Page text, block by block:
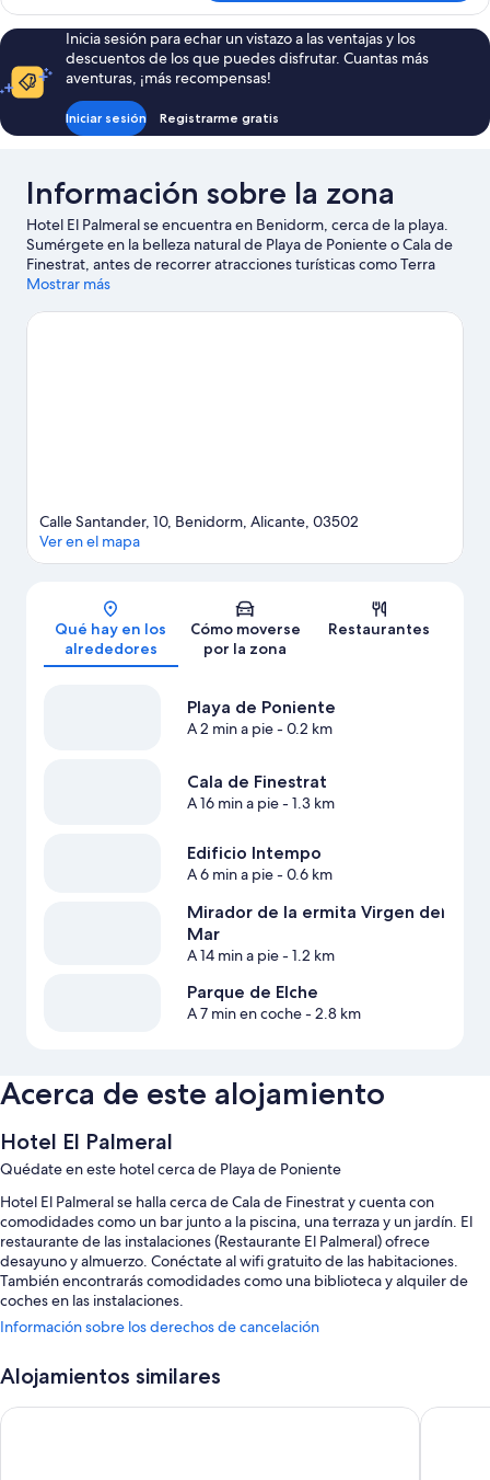
Inicia sesión para echar un vistazo a las ventajas y los
descuentos de los que puedes disfrutar. Cuantas más
aventuras, ¡más recompensas!
Iniciar sesión Registrarme gratis
Información sobre la zona
Hotel El Palmeral se encuentra en Benidorm, cerca de la playa.
Sumérgete en la belleza natural de Playa de Poniente o Cala de
Finestrat, antes de recorrer atracciones turísticas como Terra
Mítica y Parque acuático Aqualandia. Festilandia y Benidorm
vivir aventuras en el agua con tu opción favorita (¿qué tal
Mostrar más
Mapa
Calle Santander, 10, Benidorm, Alicante, 03502
Ver en el mapa
Qué hay en los
alrededores
Cómo moverse
por la zona
Restaurantes
Playa de Poniente
A 2 min a pie- 0.2 km
Cala de Finestrat
A 16 min a pie- 1.3 km
Edificio Intempo
A 6 min a pie- 0.6 km
Mirador de la ermita Virgen del
Mar
A 14 min a pie- 1.2 km
Parque de Elche
A 7 min en coche- 2.8 km
Acerca de este alojamiento
Hotel El Palmeral
Quédate en este hotel cerca de Playa de Poniente
Hotel El Palmeral se halla cerca de Cala de Finestrat y cuenta con
comodidades como un bar junto a la piscina, una terraza y un jardín. El
restaurante de las instalaciones (Restaurante El Palmeral) ofrece
desayuno y almuerzo. Conéctate al wifi gratuito de las habitaciones.
También encontrarás comodidades como una biblioteca y alquiler de
coches en las instalaciones.
También hay otros servicios, como:
Una piscina al aire libre y una piscina infantil
Información sobre los derechos de cancelación
Alojamientos similares
Limehome Benidorm Calle Mayor Casual